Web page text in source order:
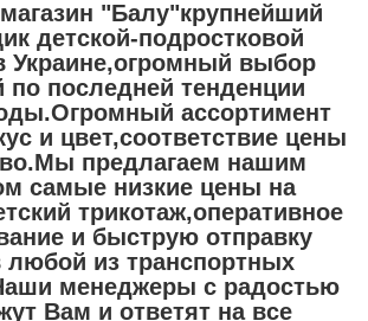
"Балу"крупнейший
детской-подростковой
Украине,огромный выбор
по последней тенденции
ассортимент
и цвет,соответствие цены
предлагаем нашим
самые низкие цены на
трикотаж,оперативное
и быструю отправку
любой из транспортных
менеджеры с радостью
Вам и ответят на все